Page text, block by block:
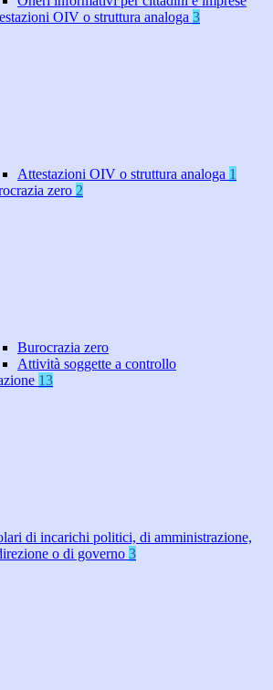
OIV o struttura analoga 3
Attestazioni OIV o struttura analoga 1
zero 2
Burocrazia zero
Attività soggette a controllo
13
di incarichi politici, di amministrazione,
o di governo 3